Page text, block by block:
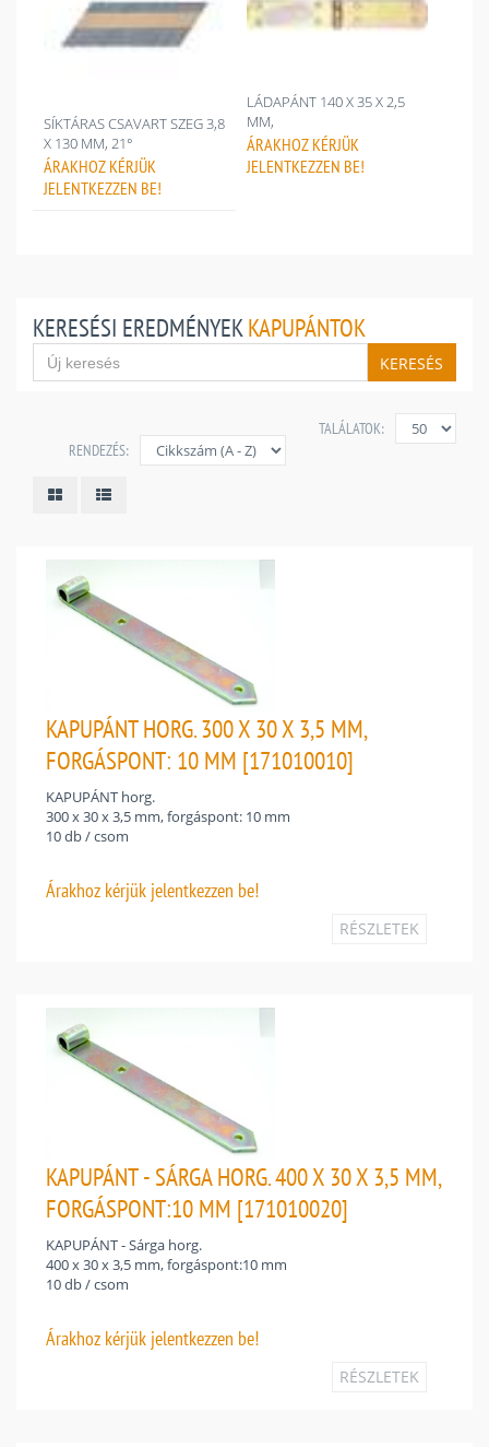
SÍKTÁRAS CSAVART SZEG 3,8
X 130 MM, 21°
ÁRAKHOZ KÉRJÜK
JELENTKEZZEN BE!
LÁDAPÁNT 140 X 35 X 2,5
MM,
ÁRAKHOZ KÉRJÜK
JELENTKEZZEN BE!
KERESÉSI EREDMÉNYEKKAPUPÁNTOK
KERESÉS
TALÁLATOK:
RENDEZÉS:
KAPUPÁNT HORG. 300 X 30 X 3,5 MM,
FORGÁSPONT: 10 MM [171010010]
KAPUPÁNT horg.
300 x 30 x 3,5 mm, forgáspont: 10 mm
10 db / csom
Árakhoz kérjük jelentkezzen be!
RÉSZLETEK
KAPUPÁNT - SÁRGA HORG. 400 X 30 X 3,5 MM,
FORGÁSPONT:10 MM [171010020]
KAPUPÁNT - Sárga horg.
400 x 30 x 3,5 mm, forgáspont:10 mm
10 db / csom
Árakhoz kérjük jelentkezzen be!
RÉSZLETEK